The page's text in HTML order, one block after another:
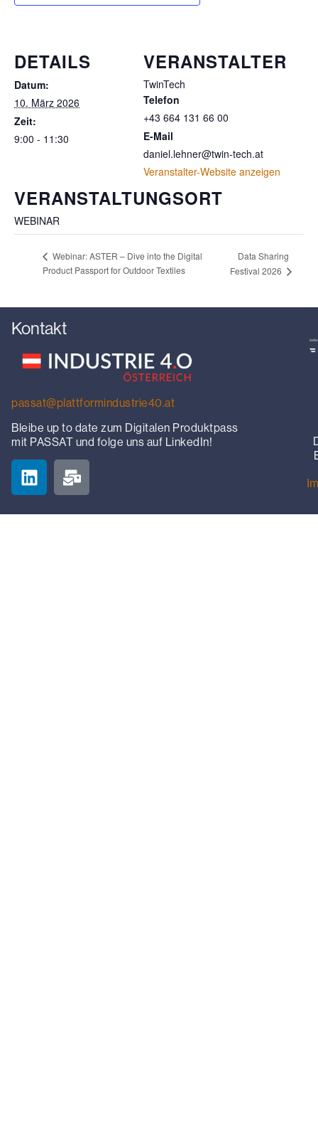
DETAILS
Datum:
10. März 2026
Zeit:
9:00 - 11:30
VERANSTALTUNGSORT
WEBINAR
VERANSTALTER
TwinTech
Telefon
+43 664 131 66 00
E-Mail
daniel.lehner@twin-tech.at
Veranstalter-Website anzeigen
Webinar: ASTER – Dive into the Digital
Product Passport for Outdoor Textiles
Data Sharing
Festival 2026
Kontakt
passat@plattformindustrie40.at
Bleibe up to date zum Digitalen Produktpass
mit PASSAT und folge uns auf LinkedIn!